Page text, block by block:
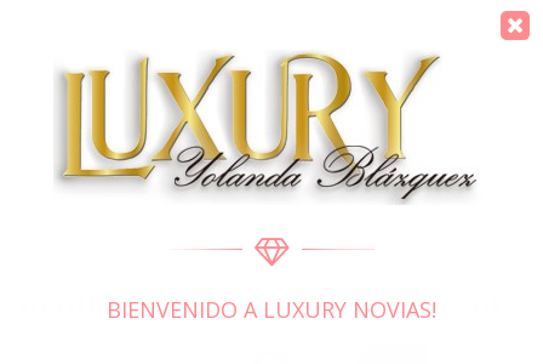
DESCRIPCIÓN
DETALLES DEL PRODUCTO
Prendido con pasador de estilo floral en tonos blancos,
beige y rosa, tul plumeti y encaje.
16 other products in the category
BIENVENIDO A LUXURY NOVIAS!